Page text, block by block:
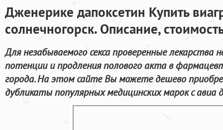
Дженерике дапоксетин Купить
солнечногорск. Описание,
Для незабываемого секса проверенные лекарства
потенции и продления полового акта в
города. На этом сайте Вы можете дешево
дубликаты популярных медицинских марок с авиа